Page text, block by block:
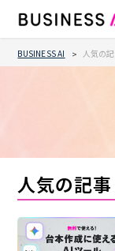
BUSINESS AI > 人気の
人気の記事